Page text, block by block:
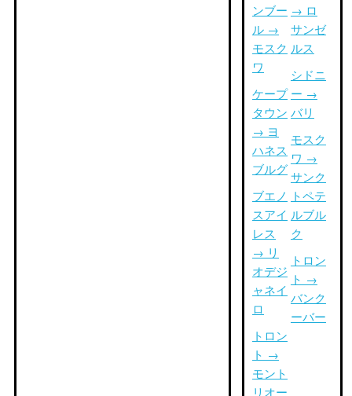
ンブー
ル →
モスク
ワ
ケープ
タウン
→ ヨ
ハネス
ブルグ
ブエノ
スアイ
レス
→ リ
オデジ
ャネイ
ロ
トロン
ト →
モント
リオー
→ ロ
サンゼ
ルス
シドニ
ー →
バリ
モスク
ワ →
サンク
トペテ
ルブル
ク
トロン
ト →
バンク
ーバー